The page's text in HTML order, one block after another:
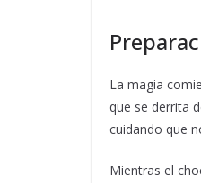
La magia
que se derrita
cuidando que
Mientras el